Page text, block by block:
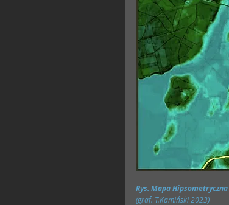
Rys. Mapa Hipsometryczna
(graf. T.Kamiński 2023)